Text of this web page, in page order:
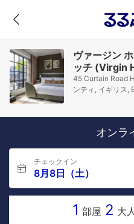
ヴァージン
ッチ (Virgin
45 Curtain Road
ンティ, イギリス,
オンラ
チェックイン
8月8日（土）
1 部屋 2 大